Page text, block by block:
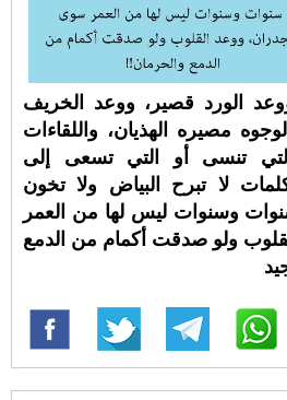
الورد قصير، ووعد الخريف
مصيره الهذيان، واللقاءات
تنسى أو التي تسعى إلى
لا تبرح البياض ولا تخون
وسنوات ليس لها من العمر
ولو صدقت أكمام من الدمع